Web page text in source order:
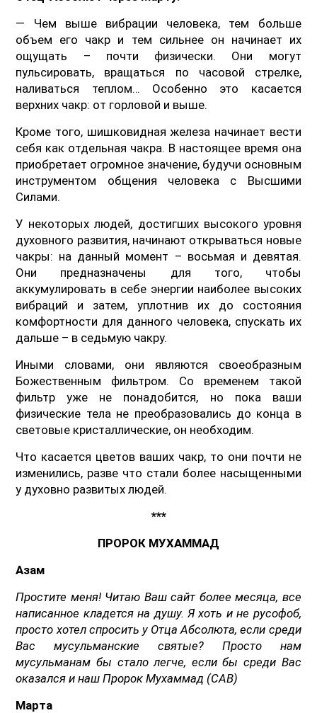
— Чем выше вибрации человека, тем больше
объем его чакр и тем сильнее он начинает их
ощущать – почти физически. Они могут
пульсировать, вращаться по часовой стрелке,
наливаться теплом… Особенно это касается
верхних чакр: от горловой и выше.
Кроме того, шишковидная железа начинает вести
себя как отдельная чакра. В настоящее время она
приобретает огромное значение, будучи основным
инструментом общения человека с Высшими
Силами.
У некоторых людей, достигших высокого уровня
духовного развития, начинают открываться новые
чакры: на данный момент – восьмая и девятая.
Они предназначены для того, чтобы
аккумулировать в себе энергии наиболее высоких
вибраций и затем, уплотнив их до состояния
комфортности для данного человека, спускать их
дальше – в седьмую чакру.
Иными словами, они являются своеобразным
Божественным фильтром. Со временем такой
фильтр уже не понадобится, но пока ваши
физические тела не преобразовались до конца в
световые кристаллические, он необходим.
Что касается цветов ваших чакр, то они почти не
изменились, разве что стали более насыщенными
у духовно развитых людей.
***
ПРОРОК МУХАММАД
Азам
Простите меня! Читаю Ваш сайт более месяца, все
написанное кладется на душу. Я хоть и не русофоб,
просто хотел спросить у Отца Абсолюта, если среди
Вас мусульманские святые? Просто нам
мусульманам бы стало легче, если бы среди Вас
оказался и наш Пророк Мухаммад (САВ)
Марта